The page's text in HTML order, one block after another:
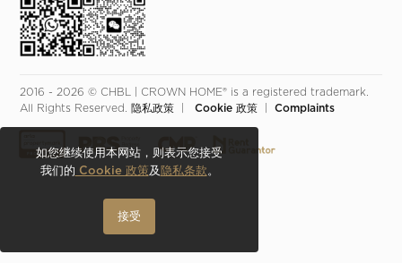
2016 - 2026 © CHBL | CROWN HOME® is a registered trademark.
All Rights Reserved. 隐私政策 Cookie 政策
  |
Complaints
如您继续使用本网站，则表示您接受
我们的 Cookie 政策及 隐私条款。
接受